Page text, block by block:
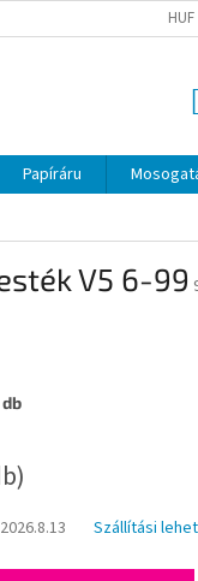
HUF
Papíráru
V5 6-99
2026.8.13 Szállítási